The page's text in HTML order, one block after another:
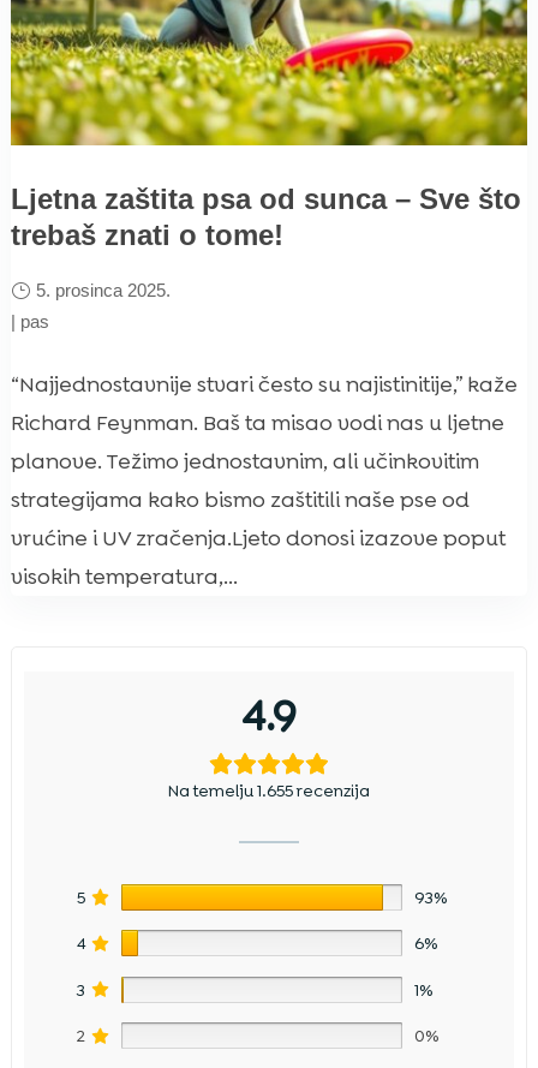
Ljetna zaštita psa od sunca – Sve što
trebaš znati o tome!
5. prosinca 2025.
| pas
“Najjednostavnije stvari često su najistinitije,” kaže
Richard Feynman. Baš ta misao vodi nas u ljetne
planove. Težimo jednostavnim, ali učinkovitim
strategijama kako bismo zaštitili naše pse od
vrućine i UV zračenja.Ljeto donosi izazove poput
visokih temperatura,...
4.9
Na temelju 1.655 recenzija
5 93%
4 6%
3 1%
2 0%